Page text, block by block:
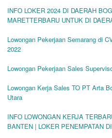
INFO LOKER 2024 DI DAERAH
MARETTERBARU UNTUK DI
Lowongan Pekerjaan Semarang di
2022
Lowongan Pekerjaan Sales
Lowongan Kerja Sales TO PT Arta
Utara
INFO LOWONGAN KERJA
BANTEN | LOKER PENEMPATAN